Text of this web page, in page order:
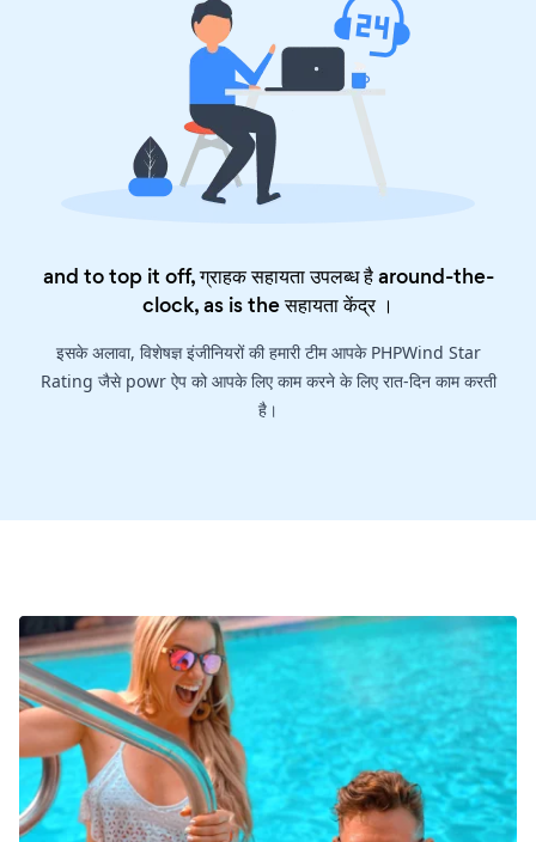
and to top it off, ग्राहक सहायता उपलब्ध है around-the-
clock, as is theसहायता केंद्र।
इसके अलावा, विशेषज्ञ इंजीनियरों की हमारी टीम आपके PHPWind Star
Rating जैसे powr ऐप को आपके लिए काम करने के लिए रात-दिन काम करती
है।